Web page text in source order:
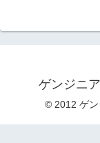
ゲンジニ
© 2012 ゲン